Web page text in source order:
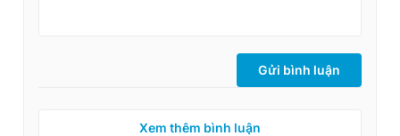
Gửi bình luận
Xem thêm bình luận